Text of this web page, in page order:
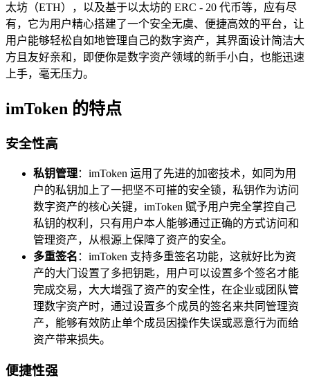
太坊（ETH），以及基于以太坊的 ERC - 20 代币等，应有尽
有，它为用户精心搭建了一个安全无虞、便捷高效的平台，让
用户能够轻松自如地管理自己的数字资产，其界面设计简洁大
方且友好亲和，即便你是数字资产领域的新手小白，也能迅速
上手，毫无压力。
imToken 的特点
安全性高
私钥管理：imToken 运用了先进的加密技术，如同为用
户的私钥加上了一把坚不可摧的安全锁，私钥作为访问
数字资产的核心关键，imToken 赋予用户完全掌控自己
私钥的权利，只有用户本人能够通过正确的方式访问和
管理资产，从根源上保障了资产的安全。
多重签名 ：imToken 支持多重签名功能，这就好比为资
产的大门设置了多把钥匙，用户可以设置多个签名才能
完成交易，大大增强了资产的安全性，在企业或团队管
理数字资产时，通过设置多个成员的签名来共同管理资
产，能够有效防止单个成员因操作失误或恶意行为而给
资产带来损失。
便捷性强